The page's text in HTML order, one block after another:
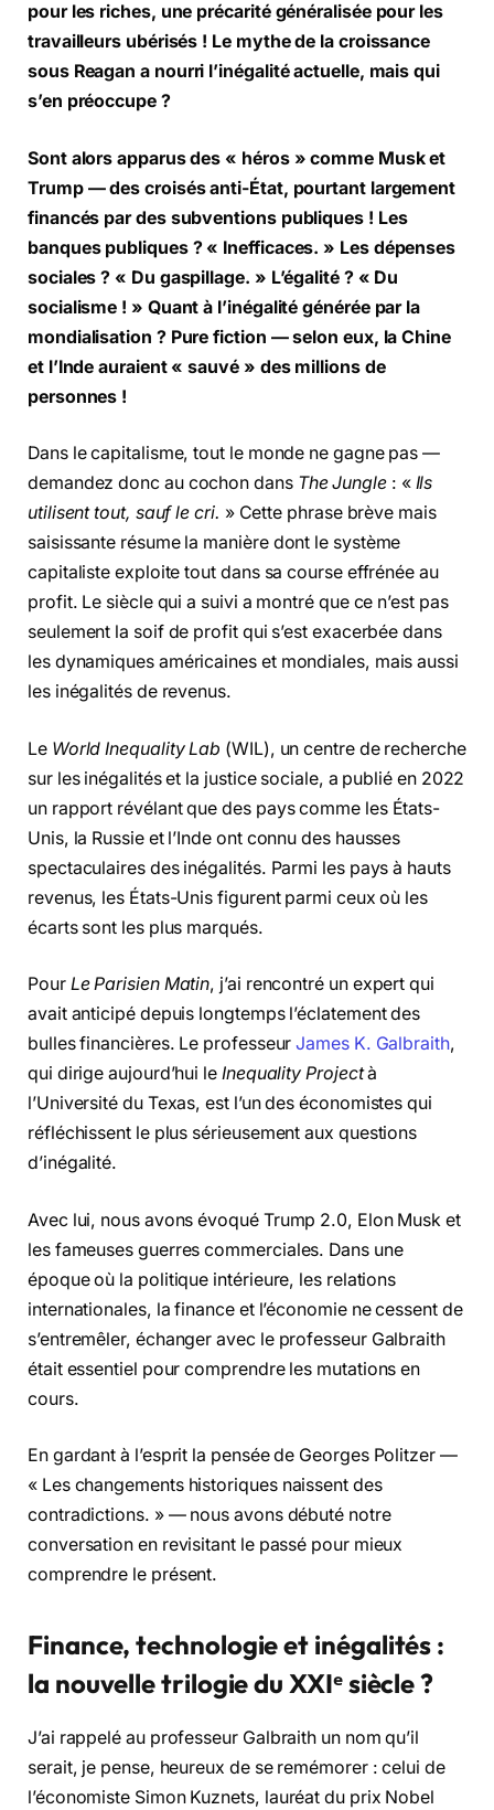
pour les riches, une précarité généralisée pour les
travailleurs ubérisés ! Le mythe de la croissance
sous Reagan a nourri l’inégalité actuelle, mais qui
s’en préoccupe ?
Sont alors apparus des « héros » comme Musk et
Trump — des croisés anti-État, pourtant largement
financés par des subventions publiques ! Les
banques publiques ? « Inefficaces. » Les dépenses
sociales ? « Du gaspillage. » L’égalité ? « Du
socialisme ! » Quant à l’inégalité générée par la
mondialisation ? Pure fiction — selon eux, la Chine
et l’Inde auraient « sauvé » des millions de
personnes !
Dans le capitalisme, tout le monde ne gagne pas —
demandez donc au cochon dans The Jungle: « Ils
utilisent tout, sauf le cri. » Cette phrase brève mais
saisissante résume la manière dont le système
capitaliste exploite tout dans sa course effrénée au
profit. Le siècle qui a suivi a montré que ce n’est pas
seulement la soif de profit qui s’est exacerbée dans
les dynamiques américaines et mondiales, mais aussi
les inégalités de revenus.
Le World Inequality Lab (WIL), un centre de recherche
sur les inégalités et la justice sociale, a publié en 2022
un rapport révélant que des pays comme les États-
Unis, la Russie et l’Inde ont connu des hausses
spectaculaires des inégalités. Parmi les pays à hauts
revenus, les États-Unis figurent parmi ceux où les
écarts sont les plus marqués.
Pour Le Parisien Matin, j’ai rencontré un expert qui
avait anticipé depuis longtemps l’éclatement des
bulles financières. Le professeurJames K. Galbraith,
qui dirige aujourd’hui le Inequality Projectà
l’Université du Texas, est l’un des économistes qui
réfléchissent le plus sérieusement aux questions
d’inégalité.
Avec lui, nous avons évoqué Trump 2.0, Elon Musk et
les fameuses guerres commerciales. Dans une
époque où la politique intérieure, les relations
internationales, la finance et l’économie ne cessent de
s’entremêler, échanger avec le professeur Galbraith
était essentiel pour comprendre les mutations en
cours.
En gardant à l’esprit la pensée de Georges Politzer —
« Les changements historiques naissent des
contradictions. » — nous avons débuté notre
conversation en revisitant le passé pour mieux
comprendre le présent.
Finance, technologie et inégalités :
la nouvelle trilogie du XXIᵉ siècle ?
J’ai rappelé au professeur Galbraith un nom qu’il
serait, je pense, heureux de se remémorer : celui de
l’économiste Simon Kuznets, lauréat du prix Nobel